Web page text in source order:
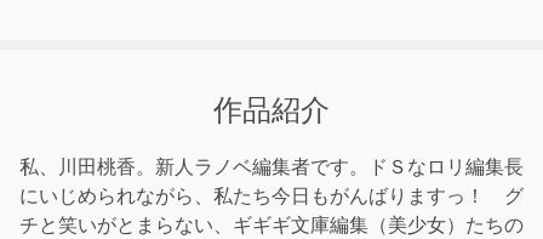
作品紹介
私、川田桃香。新人ラノベ編集者です。ドＳなロリ編集長
にいじめられながら、私たち今日もがんばりますっ！ グ
チと笑いがとまらない、ギギギ文庫編集（美少女）たちの